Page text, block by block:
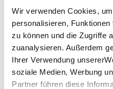
Wir verwenden Cookies,
personalisieren,
zu können und die Zugriffe
zuanalysieren. Außerdem
Ihrer Verwendung
soziale Medien, Werbung
Partner führen diese
Mittwoch
Donnerstag
Freitag
Samstag